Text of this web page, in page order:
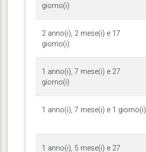
giorno(i)
2 anno(i), 2 mese(i) e 17
giorno(i)
1 anno(i), 7 mese(i) e 27
giorno(i)
1 anno(i), 7 mese(i) e 1 giorno(i)
1 anno(i), 5 mese(i) e 27